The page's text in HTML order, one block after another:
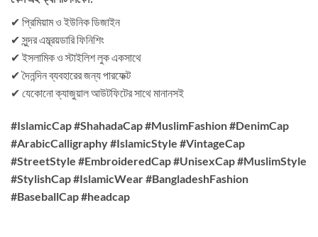
✔ প্রিমিয়াম ও ইউনিক ডিজাইন
✔ সুন্দর এম্ব্রয়ডারি ফিনিশিং
✔ ইসলামিক ও স্টাইলিশ লুক একসাথে
✔ দৈনন্দিন ব্যবহারের জন্য পারফেক্ট
✔ যেকোনো ক্যাজুয়াল আউটফিটের সাথে মানানসই
#IslamicCap #ShahadaCap #MuslimFashion #DenimCap
#ArabicCalligraphy #IslamicStyle #VintageCap
#StreetStyle #EmbroideredCap #UnisexCap #MuslimStyle
#StylishCap #IslamicWear #BangladeshFashion
#BaseballCap #headcap